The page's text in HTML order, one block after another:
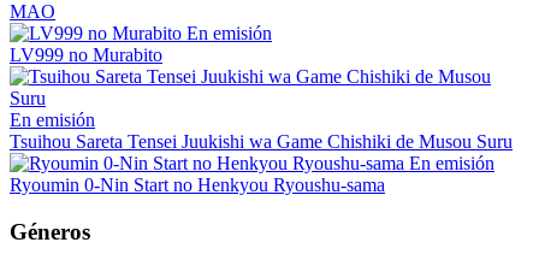
MAO
En emisión
LV999 no Murabito
En emisión
Tsuihou Sareta Tensei Juukishi wa Game Chishiki de Musou Suru
En emisión
Ryoumin 0-Nin Start no Henkyou Ryoushu-sama
Géneros